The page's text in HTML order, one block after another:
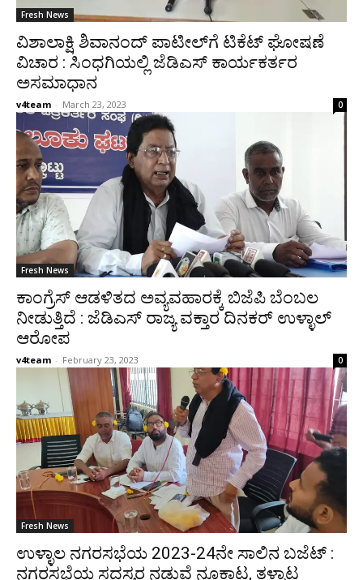
Fresh News
ವಿಶಾಲಾಕ್ಷಿ ಶಿವಾನಂದ್ ಪಾಟೀಲ್‍ಗೆ ಟಿಕೆಟ್ ಘೋಷಣೆ
ವಿಚಾರ : ಸಿಂಧಗಿಯಲ್ಲಿ ಜೆಡಿಎಸ್ ಕಾರ್ಯಕರ್ತರ
ಅಸಮಾಧಾನ
v4team - March 23, 2023 0
Fresh News
ಕಾಂಗ್ರೆಸ್ ಆಡಳಿತದ ಅವ್ಯವಹಾರಕ್ಕೆ ಬಿಜೆಪಿ ಬೆಂಬಲ
ನೀಡುತ್ತಿದೆ : ಜೆಡಿಎಸ್ ರಾಜ್ಯ ವಕ್ತಾರ ದಿನಕರ್ ಉಳ್ಳಾಲ್
ಆರೋಪ
v4team - February 23, 2023 0
Fresh News
ಉಳ್ಳಾಲ ನಗರಸಭೆಯ 2023-24ನೇ ಸಾಲಿನ ಬಜೆಟ್ :
ನಗರಸಭೆಯ ಸದಸ್ಯರ ನಡುವೆ ನೂಕಾಟ, ತಳ್ಳಾಟ